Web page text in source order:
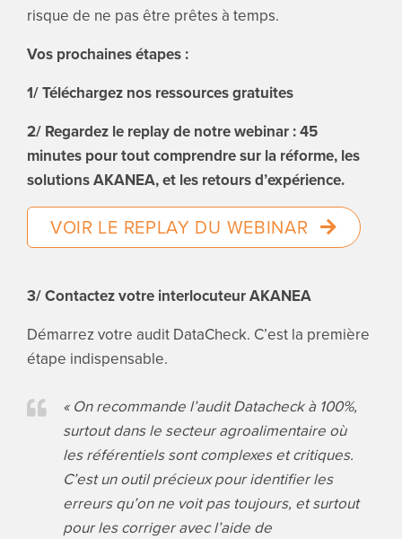
risque de ne pas être prêtes à temps.
Vos prochaines étapes :
1/ Téléchargez nos ressources gratuites
2/ Regardez le replay de notre webinar : 45
minutes pour tout comprendre sur la réforme, les
solutions AKANEA, et les retours d’expérience.
VOIR LE REPLAY DU WEBINAR
3/ Contactez votre interlocuteur AKANEA
Démarrez votre audit DataCheck. C’est la première
étape indispensable.
« On recommande l’audit Datacheck à 100%,
surtout dans le secteur agroalimentaire où
les référentiels sont complexes et critiques.
C’est un outil précieux pour identifier les
erreurs qu’on ne voit pas toujours, et surtout
pour les corriger avec l’aide de